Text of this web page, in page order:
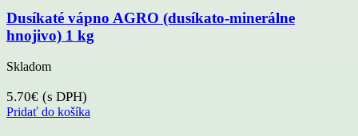
Dusíkaté vápno AGRO (dusíkato-minerálne
hnojivo) 1 kg
Skladom
5.70€ (s DPH)
Pridať do košíka